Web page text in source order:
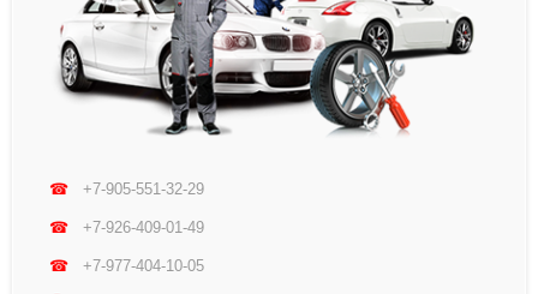
☎ +7-905-551-32-29
☎ +7-926-409-01-49
☎ +7-977-404-10-05